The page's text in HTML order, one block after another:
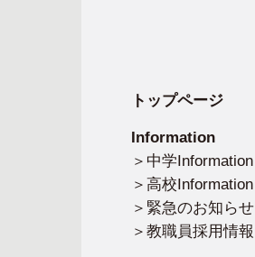
トップページ
Information
中学Information
高校Information
緊急のお知らせ
教職員採用情報